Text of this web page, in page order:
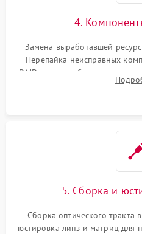
4.
Замена выработавшей
Перепайка неисправных
DMD-чипа при битых пикселях,
колеса или восстановление
5. Сборка и
Сборка оптического тракта
юстировка линз и матриц для